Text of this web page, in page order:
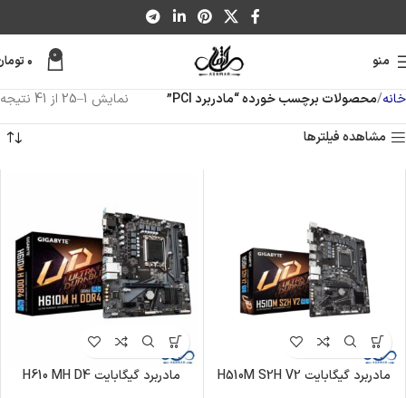
منو 0 ۰
خانه محصولات برچسب خورده “مادربرد PCI”
نمایش 1–25 از 41 نتیجه
مشاهده فیلترها
مادربرد گیگابایت H510M S2H V2
مادربرد گیگابایت H610 MH D4